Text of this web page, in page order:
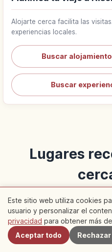
Alojarte cerca facilita las
experiencias locales.
Buscar
Buscar
Lugares
Viaje
Este sitio web utiliza cookies
usuario y personalizar el
privacidad para obtener más
Aceptar todo